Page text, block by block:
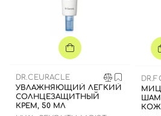
DR.CEURACLE
УВЛАЖНЯЮЩИЙ ЛЕГКИЙ
СОЛНЦЕЗАЩИТНЫЙ
КРЕМ, 50 МЛ